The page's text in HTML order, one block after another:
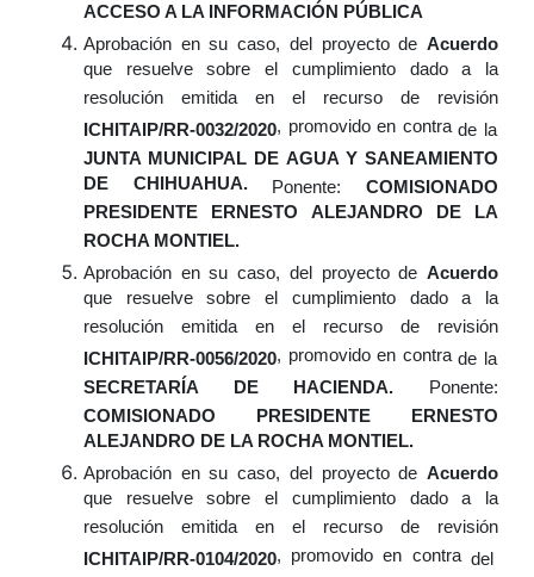
ACCESO A LA INFORMACIÓN PÚBLICA
Aprobación en su caso, del proyecto deAcuerdo
que resuelve sobre el cumplimiento dado a la
resolución emitida en el recurso de revisión
ICHITAIP/RR-0032/2020, promovido en contra de la
JUNTA MUNICIPAL DE AGUA Y SANEAMIENTO
DE CHIHUAHUA.Ponente:COMISIONADO
PRESIDENTE ERNESTO ALEJANDRO DE LA
ROCHA MONTIEL.
Aprobación en su caso, del proyecto deAcuerdo
que resuelve sobre el cumplimiento dado a la
resolución emitida en el recurso de revisión
ICHITAIP/RR-0056/2020, promovido en contra de la
SECRETARÍA DE HACIENDA. Ponente:
COMISIONADO PRESIDENTE ERNESTO
ALEJANDRO DE LA ROCHA MONTIEL.
Aprobación en su caso, del proyecto deAcuerdo
que resuelve sobre el cumplimiento dado a la
resolución emitida en el recurso de revisión
ICHITAIP/RR-0104/2020, promovido en contra del